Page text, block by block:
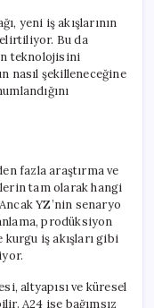
yeni iş akışlarının
Bu da
teknolojisini
nasıl şekilleneceğine
fazla araştırma ve
tam olarak hangi
YZ’nin senaryo
prodüksiyon
iş akışları gibi
altyapısı ve küresel
A24 ise bağımsız